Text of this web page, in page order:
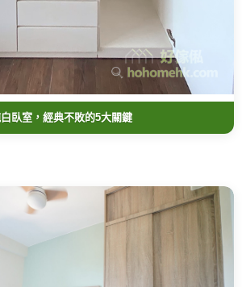
臥室，經典不敗的5大關鍵